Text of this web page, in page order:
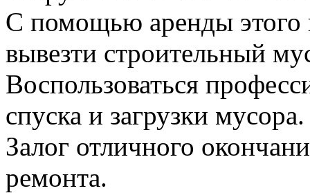
С помощью аренды этого
вывезти строительный
Воспользоваться
спуска и загрузки мусора.
Залог отличного
ремонта.